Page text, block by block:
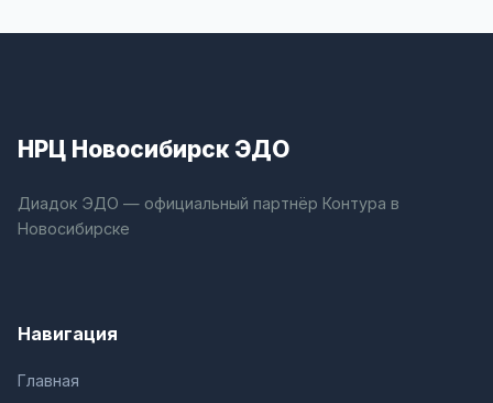
НРЦ Новосибирск ЭДО
Диадок ЭДО — официальный партнёр Контура в
Новосибирске
Навигация
Главная